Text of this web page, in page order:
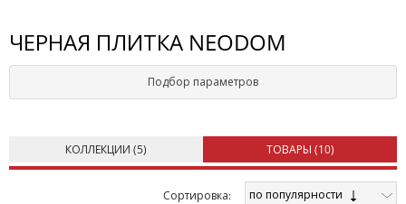
ЧЕРНАЯ ПЛИТКА NEODOM
Подбор параметров
КОЛЛЕКЦИИ (5) ТОВАРЫ (10)
Cортировка: по популярности